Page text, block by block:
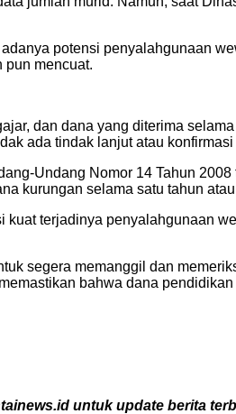
potensi penyalahgunaan
pun mencuat.
dan dana yang diterima
ada tindak lanjut atau
Undang Nomor 14 Tahun
kurungan selama satu tahun
kuat terjadinya penyalahgunaan
segera memanggil dan
bahwa dana
untuk update berita